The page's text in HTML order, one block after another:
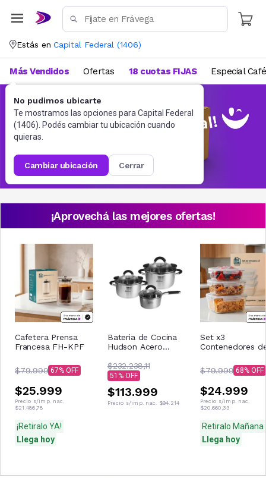
Estás en Capital Federal (1406)
No pudimos ubicarte
Te mostramos las opciones para Capital Federal
(1406). Podés cambiar tu ubicación cuando
quieras.
cambiar ubicación cerrar
Más Vendidos Ofertas 18 cuotas FIJAS Especial Café
¡Aprovechá las mejores ofertas!
Cafetera Prensa
Francesa FH-KPF
$79.999 67
$25.999
Precio s/imp. nac.
$21.486,78
¡Retiralo YA!
Llega hoy
Bateria de Cocina
Hudson Acero
Induccion
$232.238,11
51
$113.999
Precio s/imp. nac. $94.214
Set x3
Contenedores
Silicona
$79.999 68
$24.999
Precio s/imp. nac.
$20.660,33
Retiralo Mañana
Llega hoy